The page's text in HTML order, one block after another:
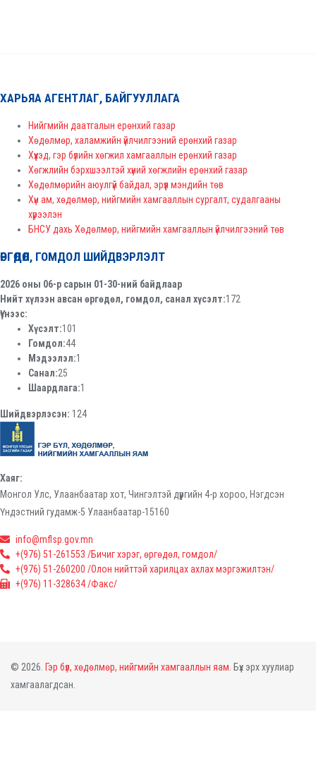
ХАРЬЯА АГЕНТЛАГ, БАЙГУУЛЛАГА
Нийгмийн даатгалын ерөнхий газар
Хөдөлмөр, халамжийн үйлчилгээний ерөнхий газар
Хүүхэд, гэр бүлийн хөгжил хамгааллын ерөнхий газар
Хөгжлийн бэрхшээлтэй хүний хөгжлийн ерөнхий газар
Хөдөлмөрийн аюулгүй байдал, эрүүл мэндийн төв
Хүн ам, хөдөлмөр, нийгмийн хамгааллын сургалт, судалгааны
хүрээлэн
БНСУ дахь Хөдөлмөр, нийгмийн хамгааллын үйлчилгээний төв
ӨРГӨДӨЛ, ГОМДОЛ ШИЙДВЭРЛЭЛТ
2026 оны 06-р сарын 01-30-ний байдлаар
Нийт хүлээн авсан өргөдөл, гомдол, санал хүсэлт:172
Үүнээс:
Хүсэлт:101
Гомдол:44
Мэдээлэл:1
Санал:25
Шаардлага:1
Шийдвэрлэсэн: 124
Хаяг:
Монгол Улс, Улаанбаатар хот, Чингэлтэй дүүргийн 4-р хороо, Нэгдсэн
Үндэстний гудамж-5 Улаанбаатар-15160
info@mflsp.gov.mn
+(976) 51-261553 /Бичиг хэрэг, өргөдөл, гомдол/
+(976) 51-260200 /Олон нийттэй харилцах ахлах мэргэжилтэн/
+(976) 11-328634 /Факс/
© 2026. Гэр бүл, хөдөлмөр, нийгмийн хамгааллын яам. Бүх эрх хуулиар
хамгаалагдсан.